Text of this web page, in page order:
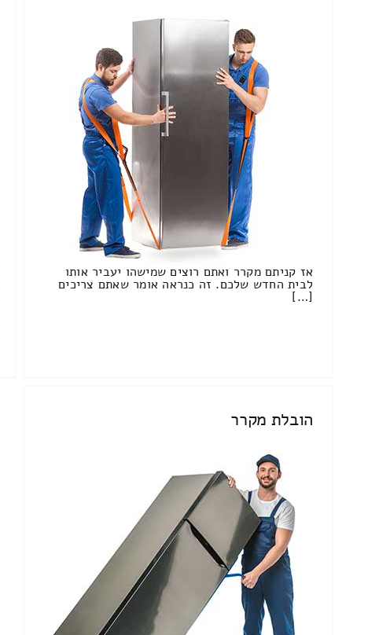
אז קניתם מקרר ואתם רוצים שמישהו יעביר אותו
לבית החדש שלכם. זה כנראה אומר שאתם צריכים
[…]
הובלת מקרר